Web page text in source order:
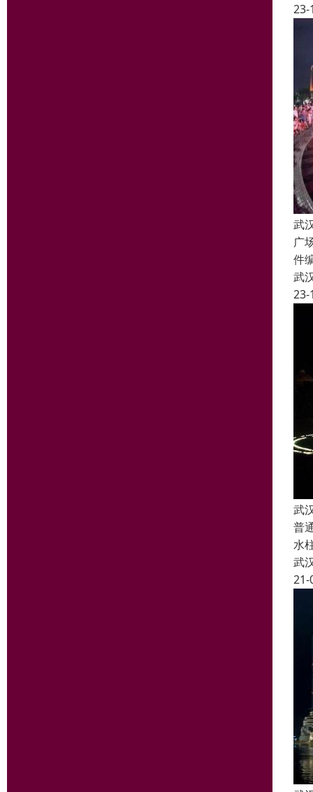
23-
武
广
件
武
23-
武
普
水
武
21-